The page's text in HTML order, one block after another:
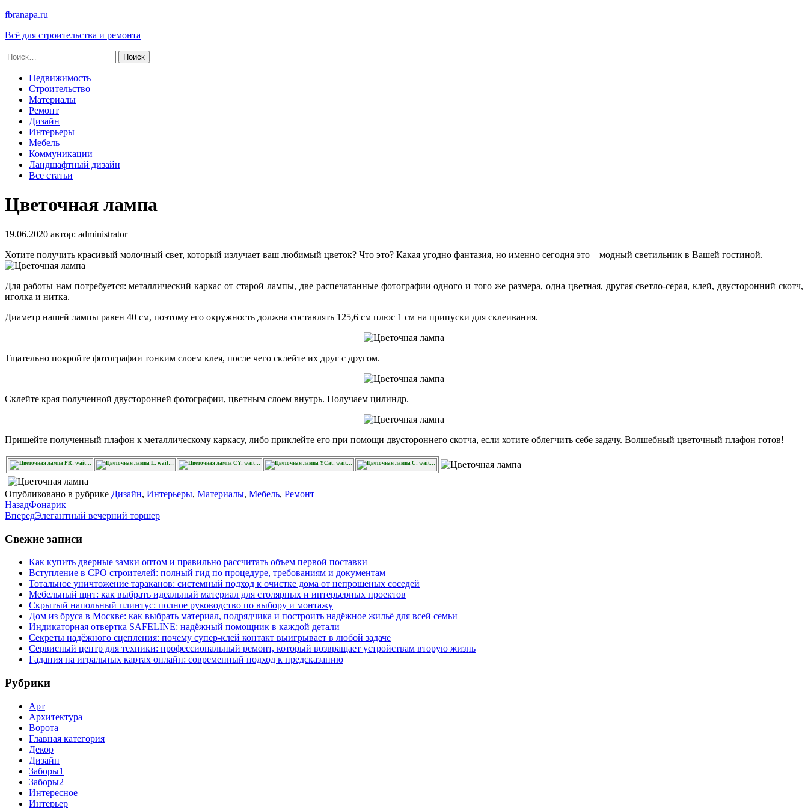
fbranapa.ru
Всё для строительства и ремонта
Найти:
Недвижимость
Строительство
Материалы
Ремонт
Дизайн
Интерьеры
Мебель
Коммуникации
Ландшафтный дизайн
Все статьи
Цветочная лампа
19.06.2020 автор: administrator
Хотите получить красивый молочный свет, который излучает ваш любимый цветок? Что это? Какая угодно фантазия, но именно сегодня это – модный светильник в Вашей гостиной.
Для работы нам потребуется: металлический каркас от старой лампы, две распечатанные фотографии одного и того же размера, одна цветная, другая светло-серая, клей, двусторонний скотч,
иголка и нитка.
Диаметр нашей лампы равен 40 см, поэтому его окружность должна составлять 125,6 см плюс 1 см на припуски для склеивания.
Тщательно покройте фотографии тонким слоем клея, после чего склейте их друг с другом.
Склейте края полученной двусторонней фотографии, цветным слоем внутрь. Получаем цилиндр.
Пришейте полученный плафон к металлическому каркасу, либо приклейте его при помощи двустороннего скотча, если хотите облегчить себе задачу. Волшебный цветочный плафон готов!
PR: wait… L: wait… CY: wait… YCat: wait… C: wait…
Опубликовано в рубрике Дизайн, Интерьеры, Материалы, Мебель, Ремонт
НазадФонарик
ВпередЭлегантный вечерний торшер
Свежие записи
Как купить дверные замки оптом и правильно рассчитать объем первой поставки
Вступление в СРО строителей: полный гид по процедуре, требованиям и документам
Тотальное уничтожение тараканов: системный подход к очистке дома от непрошеных соседей
Мебельный щит: как выбрать идеальный материал для столярных и интерьерных проектов
Скрытый напольный плинтус: полное руководство по выбору и монтажу
Дом из бруса в Москве: как выбрать материал, подрядчика и построить надёжное жильё для всей семьи
Индикаторная отвертка SAFELINE: надёжный помощник в каждой детали
Секреты надёжного сцепления: почему супер‑клей контакт выигрывает в любой задаче
Сервисный центр для техники: профессиональный ремонт, который возвращает устройствам вторую жизнь
Гадания на игральных картах онлайн: современный подход к предсказанию
Рубрики
Арт
Архитектура
Ворота
Главная категория
Декор
Дизайн
Заборы1
Заборы2
Интересное
Интерьер